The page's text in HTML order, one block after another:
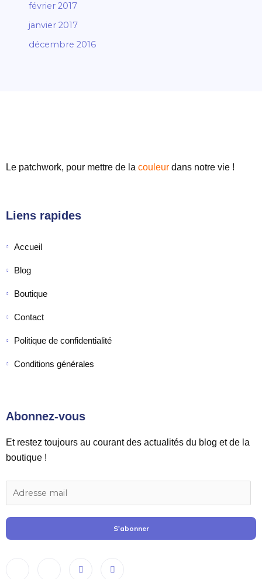
février 2017
janvier 2017
décembre 2016
Le patchwork, pour mettre de la couleur dans notre vie !
Liens rapides
Accueil
Blog
Boutique
Contact
Politique de confidentialité
Conditions générales
Abonnez-vous
Et restez toujours au courant des actualités du blog et de la
boutique !
S'abonner